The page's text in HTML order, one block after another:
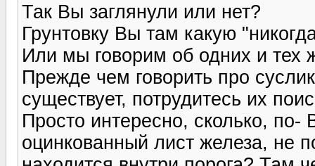
Так Вы заглянули или нет?
Грунтовку Вы там какую
Или мы говорим об одних и
Прежде чем говорить про
существует, потрудитесь их
Просто интересно, сколько,
оцинкованный лист железа, не